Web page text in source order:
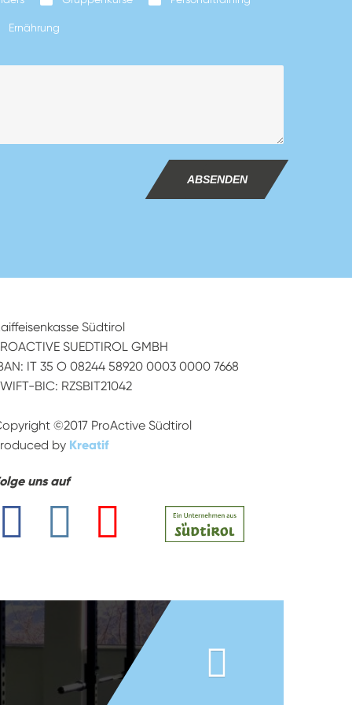
Ernährung
ABSENDEN
Südtirol
SUEDTIROL GMBH
IT 35 O 08244 58920 0003 0000 7668
BIC: RZSBIT21042
©2017 ProActive Südtirol
by Kreatif
uns auf